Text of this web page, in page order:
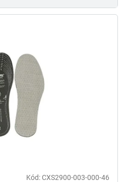
Kód:CXS2900-003-000-46